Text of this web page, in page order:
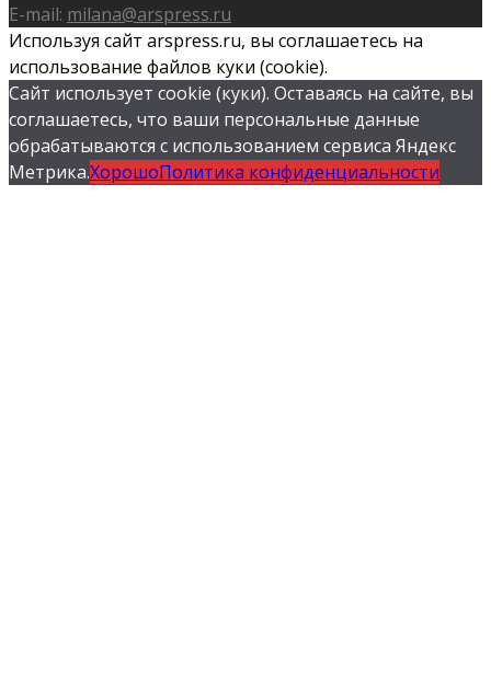
E-mail: milana@arspress.ru
Используя сайт arspress.ru, вы соглашаетесь на
использование файлов куки (cookie).
Сайт использует cookie (куки). Оставаясь на сайте, вы
соглашаетесь, что ваши персональные данные
обрабатываются с использованием сервиса Яндекс
Метрика.ХорошоПолитика конфиденциальности